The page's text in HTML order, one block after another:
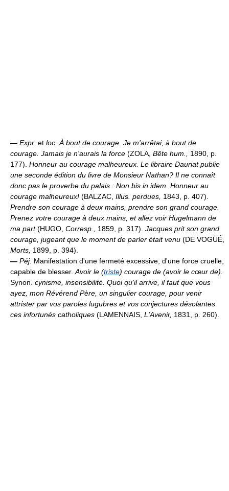
— Expr. et loc. À bout de courage. Je m'arrêtai, à bout de
courage. Jamais je n'aurais la force (ZOLA, Bête hum., 1890, p.
177). Honneur au courage malheureux. Le libraire Dauriat publie
une seconde édition du livre de Monsieur Nathan? Il ne connaît
donc pas le proverbe du palais : Non bis in idem. Honneur au
courage malheureux! (BALZAC, Illus. perdues, 1843, p. 407).
Prendre son courage à deux mains, prendre son grand courage.
Prenez votre courage à deux mains, et allez voir Hugelmann de
ma part(HUGO, Corresp., 1859, p. 317). Jacques prit son grand
courage, jugeant que le moment de parler était venu (DE VOGÜÉ,
Morts, 1899, p. 394).
— Péj. Manifestation d'une fermeté excessive, d'une force cruelle,
capable de blesser. Avoir le (triste) courage de (avoir le cœur de).
Synon. cynisme, insensibilité. Quoi qu'il arrive, il faut que vous
ayez, mon Révérend Père, un singulier courage, pour venir
attrister par vos paroles lugubres et vos conjectures désolantes
ces infortunés catholiques (LAMENNAIS, L'Avenir, 1831, p. 260).